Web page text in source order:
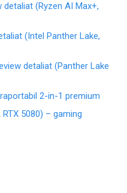
(Ryzen AI Max+,
(Intel Panther Lake,
detaliat (Panther Lake
2-in-1 premium
5080) – gaming